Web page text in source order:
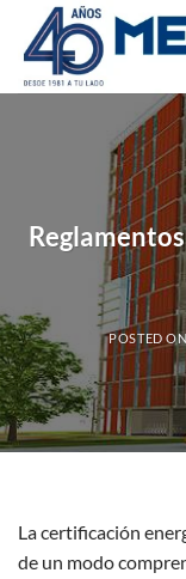
Saltar
contenido
POSTED
La certificación
de un modo